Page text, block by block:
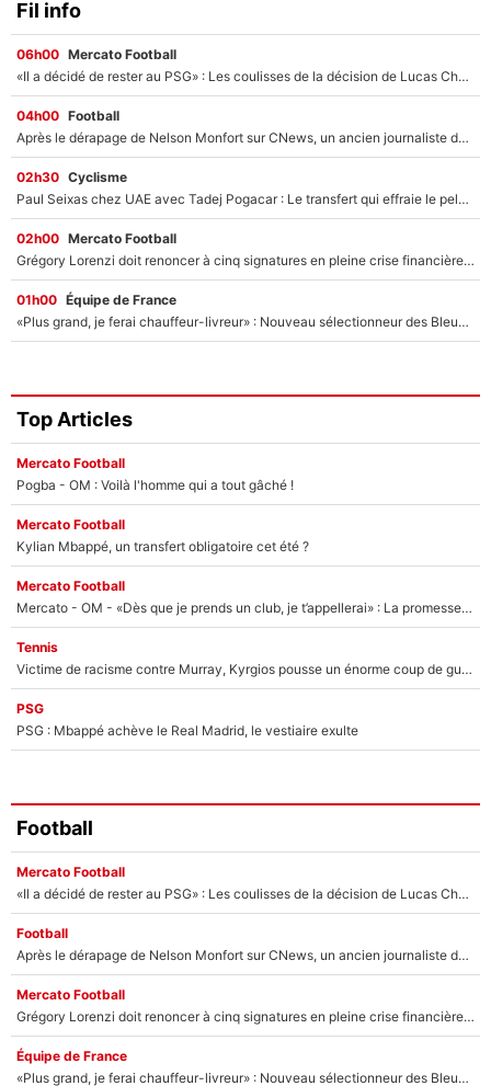
Fil info
06h00 Mercato Football
«Il a décidé de rester au PSG» : Les coulisses de la décision de Lucas Chevalier pour son transfert
04h00 Football
Après le dérapage de Nelson Monfort sur CNews, un ancien journaliste de France Télévisions relance la polémique sur les incendies en Gironde
02h30 Cyclisme
Paul Seixas chez UAE avec Tadej Pogacar : Le transfert qui effraie le peloton, «c’est la pire des choses qui puisse arriver»
02h00 Mercato Football
Grégory Lorenzi doit renoncer à cinq signatures en pleine crise financière : L’IA propose sept noms à l’OM pour un mercato réussi... à seulement 5M€ !
01h00 Équipe de France
«Plus grand, je ferai chauffeur-livreur» : Nouveau sélectionneur des Bleus, Zinédine Zidane s’était imaginé un avenir très différent lorsqu'il était enfant
Top Articles
Mercato Football
Pogba - OM : Voilà l'homme qui a tout gâché !
Mercato Football
Kylian Mbappé, un transfert obligatoire cet été ?
Mercato Football
Mercato - OM - «Dès que je prends un club, je t’appellerai» : La promesse de Marcelino au moment de claquer la porte
Tennis
Victime de racisme contre Murray, Kyrgios pousse un énorme coup de gueule !
PSG
PSG : Mbappé achève le Real Madrid, le vestiaire exulte
Football
Mercato Football
«Il a décidé de rester au PSG» : Les coulisses de la décision de Lucas Chevalier pour son transfert
Football
Après le dérapage de Nelson Monfort sur CNews, un ancien journaliste de France Télévisions relance la polémique sur les incendies en Gironde
Mercato Football
Grégory Lorenzi doit renoncer à cinq signatures en pleine crise financière : L’IA propose sept noms à l’OM pour un mercato réussi... à seulement 5M€ !
Équipe de France
«Plus grand, je ferai chauffeur-livreur» : Nouveau sélectionneur des Bleus, Zinédine Zidane s’était imaginé un avenir très différent lorsqu'il était enfant